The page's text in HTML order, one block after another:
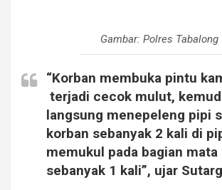
Gambar: Polres Tabalong
“Korban membuka pintu
terjadi cecok mulut,
langsung menepeleng pipi
korban sebanyak 2 kali di
memukul pada bagian mata
sebanyak 1 kali”, ujar